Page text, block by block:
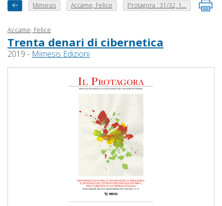
Mimesis Accame, Felice Protagora : 31/32, 1...
Accame, Felice
Trenta denari di cibernetica
2019 - Mimesis Edizioni